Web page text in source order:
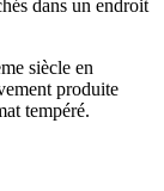
dans un endroit
siècle en
produite
tempéré.